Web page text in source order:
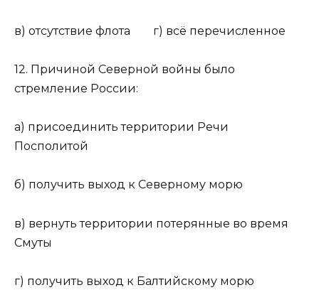
в) отсутствие флота г) всё перечисленное
12. Причиной Северной войны было
стремление России:
а) присоединить территории Речи
Посполитой
б) получить выход к Северному морю
в) вернуть территории потерянные во время
Смуты
г) получить выход к Балтийскому морю